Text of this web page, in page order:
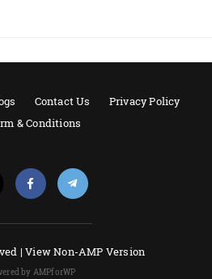
Contact Us
Privacy Policy
& Conditions
|View Non-AMP Version
by AMPforWP